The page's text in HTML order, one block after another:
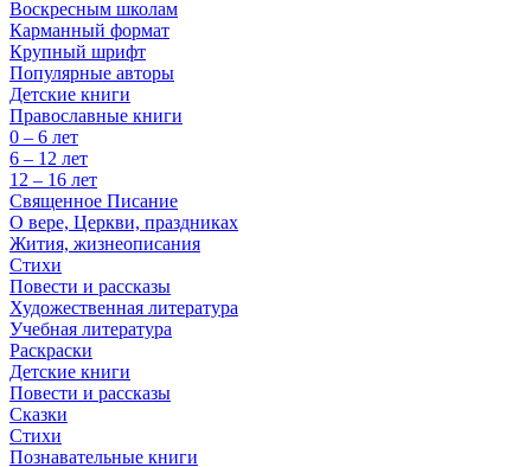
Воскресным школам
Карманный формат
Крупный шрифт
Популярные авторы
Детские книги
Православные книги
0 – 6 лет
6 – 12 лет
12 – 16 лет
Священное Писание
О вере, Церкви, праздниках
Жития, жизнеописания
Стихи
Повести и рассказы
Художественная литература
Учебная литература
Раскраски
Детские книги
Повести и рассказы
Сказки
Стихи
Познавательные книги